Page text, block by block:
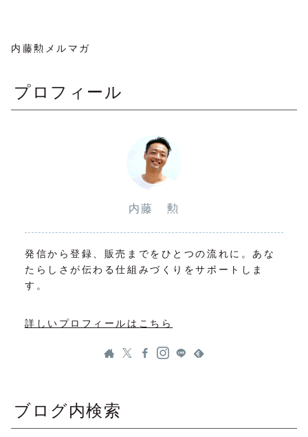
内藤勲メルマガ
プロフィール
内藤 勲
発信から登録、販売までをひとつの流れに。あな
たらしさが伝わる仕組みづくりをサポートしま
す。
詳しいプロフィールはこちら
ブログ内検索